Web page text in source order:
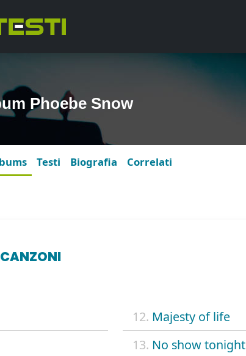
Phoebe Snow
Testi Biografia Correlati
12. Majesty of life
13. No show tonight